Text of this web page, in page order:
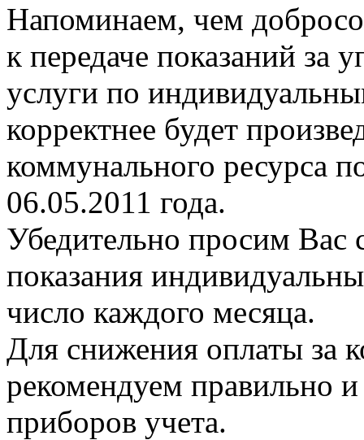
Напоминаем, чем
к передаче показаний за
услуги по
корректнее будет
коммунального ресурса
06.05.2011 года.
Убедительно просим Вас
показания
число каждого месяца.
Для снижения оплаты за
рекомендуем правильно и
приборов учета.